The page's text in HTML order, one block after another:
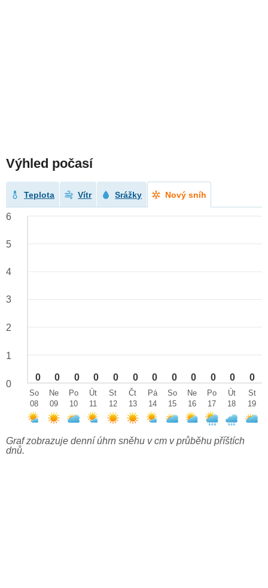
Výhled počasí
Teplota Vítr Srážky Nový sníh
0 0 0 0 0 0 0 0 0 0 0 0
6
5
4
3
2
1
0
So
08
Ne
09
Po
10
Út
11
St
12
Čt
13
Pá
14
So
15
Ne
16
Po
17
Út
18
St
19
Graf zobrazuje denní úhrn sněhu v cm v průběhu příštích
dnů.